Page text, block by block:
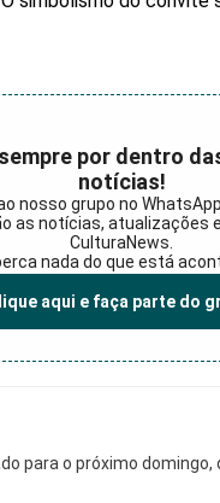
por dentro
notícias!
nosso grupo no
as notícias, atualizações
CulturaNews.
nada do que está
aqui e faça parte do
para o próximo domingo,